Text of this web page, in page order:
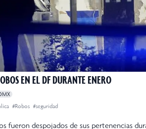
EN EL DF DURANTE ENERO
#Robos #seguridad
fueron despojados de sus pertenencias